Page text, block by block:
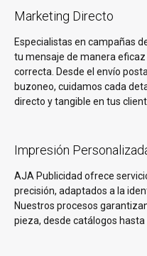
Marketing Directo
Especialistas en campañas
tu mensaje de manera
correcta. Desde el envío
buzoneo, cuidamos cada
directo y tangible en tus
Impresión
AJA Publicidad ofrece
precisión, adaptados a la
Nuestros procesos
pieza, desde catálogos